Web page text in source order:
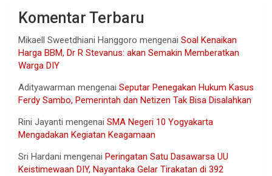
Komentar Terbaru
Mikaell Sweetdhiani Hanggoro mengenai Soal Kenaikan
Harga BBM, Dr R Stevanus: akan Semakin Memberatkan
Warga DIY
Adityawarman mengenai Seputar Penegakan Hukum Kasus
Ferdy Sambo, Pemerintah dan Netizen Tak Bisa Disalahkan
Rini Jayanti mengenai SMA Negeri 10 Yogyakarta
Mengadakan Kegiatan Keagamaan
Sri Hardani mengenai Peringatan Satu Dasawarsa UU
Keistimewaan DIY, Nayantaka Gelar Tirakatan di 392